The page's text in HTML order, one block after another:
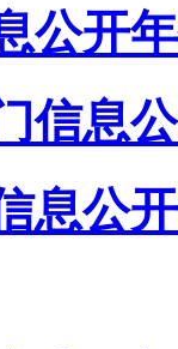
公开
信息
息公